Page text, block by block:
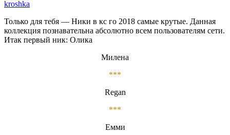
kroshka
Только для тебя — Ники в кс го 2018 самые крутые. Данная
коллекция познавательна абсолютно всем пользователям сети.
Итак первый ник: Олика
Милена
***
Regan
***
Емми